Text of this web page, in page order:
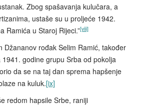
Zbog spašavanja kulučara, a
ustaše su u proljeće 1942.
Ramića u Staroj Rijeci.”[viii]
Džananov rođak Selim Ramić, također
godine grupu Srba od pokolja
da se na taj dan sprema hapšenje
na kuluk.[ix]
redom hapsile Srbe, raniji